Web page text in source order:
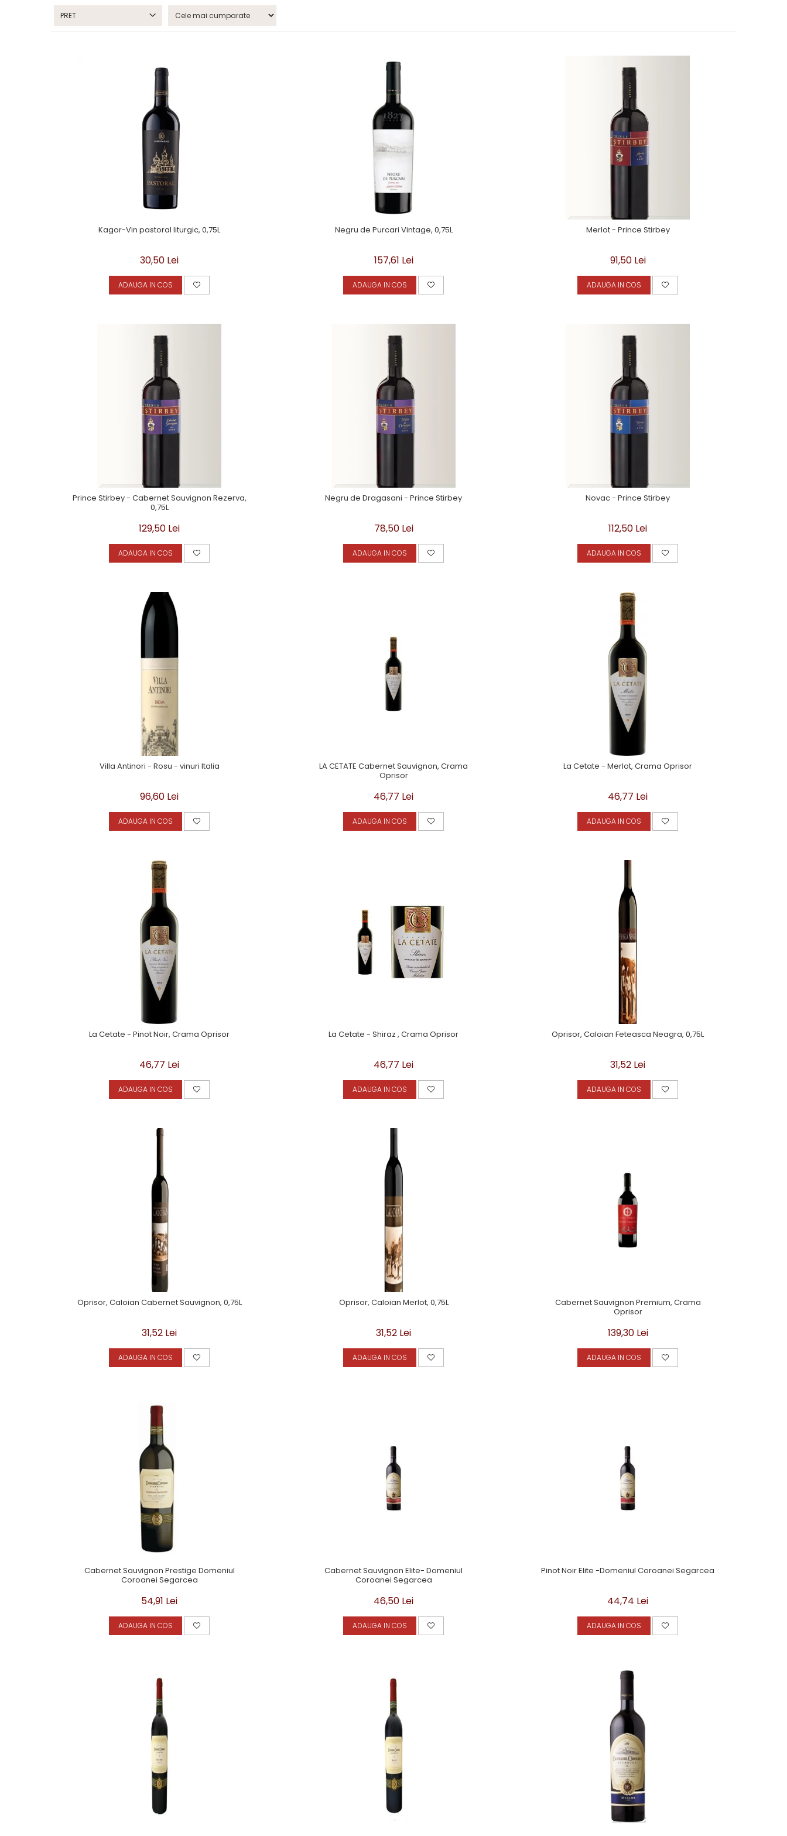
PRET
Kagor-Vin pastoral liturgic, 0,75L
30,50 Lei
ADAUGA IN COS
Negru de Purcari Vintage, 0,75L
157,61 Lei
ADAUGA IN COS
Merlot - Prince Stirbey
91,50 Lei
ADAUGA IN COS
Prince Stirbey - Cabernet Sauvignon Rezerva,
0,75L
129,50 Lei
ADAUGA IN COS
Negru de Dragasani - Prince Stirbey
78,50 Lei
ADAUGA IN COS
Novac - Prince Stirbey
112,50 Lei
ADAUGA IN COS
Villa Antinori - Rosu - vinuri Italia
96,60 Lei
ADAUGA IN COS
LA CETATE Cabernet Sauvignon, Crama
Oprisor
46,77 Lei
ADAUGA IN COS
La Cetate - Merlot, Crama Oprisor
46,77 Lei
ADAUGA IN COS
La Cetate - Pinot Noir, Crama Oprisor
46,77 Lei
ADAUGA IN COS
La Cetate - Shiraz , Crama Oprisor
46,77 Lei
ADAUGA IN COS
Oprisor, Caloian Feteasca Neagra, 0,75L
31,52 Lei
ADAUGA IN COS
Oprisor, Caloian Cabernet Sauvignon, 0,75L
31,52 Lei
ADAUGA IN COS
Oprisor, Caloian Merlot, 0,75L
31,52 Lei
ADAUGA IN COS
Cabernet Sauvignon Premium, Crama
Oprisor
139,30 Lei
ADAUGA IN COS
Cabernet Sauvignon Prestige Domeniul
Coroanei Segarcea
54,91 Lei
ADAUGA IN COS
Cabernet Sauvignon Elite- Domeniul
Coroanei Segarcea
46,50 Lei
ADAUGA IN COS
Pinot Noir Elite -Domeniul Coroanei Segarcea
44,74 Lei
ADAUGA IN COS